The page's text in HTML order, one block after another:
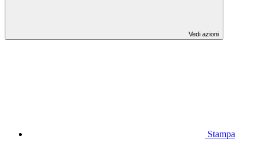
Vedi azioni
Stampa